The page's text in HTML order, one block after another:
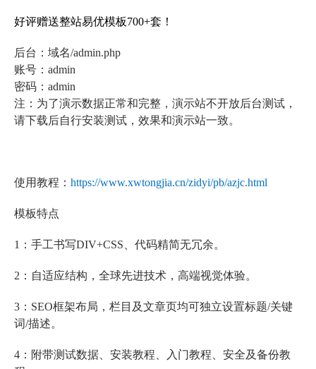
好评赠送整站易优模板700+套！
后台：域名/admin.php
账号：admin
密码：admin
注：为了演示数据正常和完整，演示站不开放后台测试，
请下载后自行安装测试，效果和演示站一致。
使用教程： https://www.xwtongjia.cn/zidyi/pb/azjc.html
模板特点
1：手工书写DIV+CSS、代码精简无冗余。
2：自适应结构，全球先进技术，高端视觉体验。
3：SEO框架布局，栏目及文章页均可独立设置标题/关键
词/描述。
4：附带测试数据、安装教程、入门教程、安全及备份教